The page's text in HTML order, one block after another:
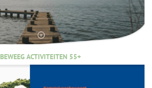
BEWEEG ACTIVITEITEN 55+